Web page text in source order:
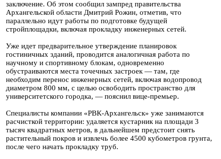
заключение. Об этом сообщил зампред правительства
Архангельской области Дмитрий Рожин, отметив, что
параллельно идут работы по подготовке будущей
стройплощадки, включая прокладку инженерных сетей.
Уже идет предварительное утверждение планировок
гостиничных зданий, проводится аналогичная работа по
научному и спортивному блокам, одновременно
обустраиваются места точечных застроек — там, где
необходим перенос инженерных сетей, включая водопровод
диаметром 800 мм, с целью освободить пространство для
университетского городка, — пояснил вице-премьер.
Специалисты компании «РВК-Архангельск» уже занимаются
расчисткой территории: удаляется кустарник на площади 3
тысяч квадратных метров, в дальнейшем предстоит снять
растительный покров и извлечь более 4500 кубометров грунта,
после чего начать прокладку труб.